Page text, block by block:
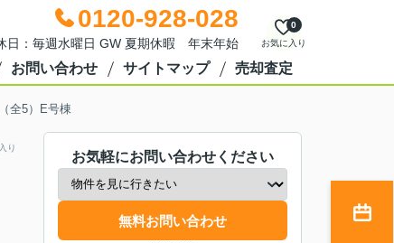
0120-928-028
：毎週水曜日 GW 夏期休暇 年末年始 お気に入り
0
お問い合わせ サイトマップ 売却査定
全5）E号棟
り
お気軽にお問い合わせください
無料お問い合わせ